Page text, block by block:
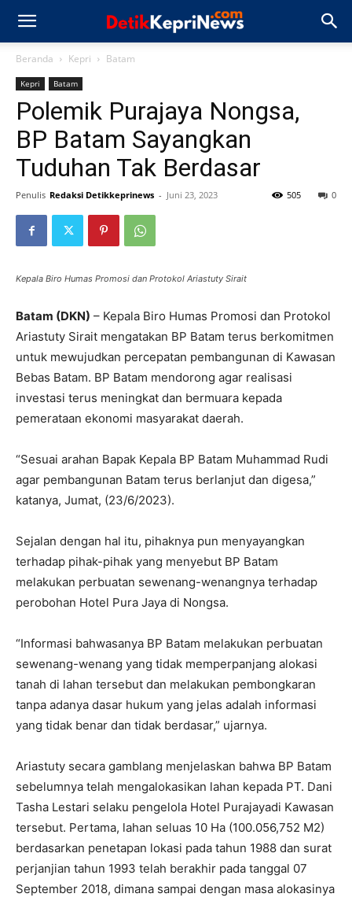
Beranda Kepri Batam
Kepri Batam
Polemik Purajaya Nongsa,
BP Batam Sayangkan
Tuduhan Tak Berdasar
Penulis Redaksi Detikkeprinews - Juni 23, 2023 0
505
Kepala Biro Humas Promosi dan Protokol Ariastuty Sirait
Batam (DKN) – Kepala Biro Humas Promosi dan Protokol
Ariastuty Sirait mengatakan BP Batam terus berkomitmen
untuk mewujudkan percepatan pembangunan di Kawasan
Bebas Batam. BP Batam mendorong agar realisasi
investasi terus meningkat dan bermuara kepada
pemerataan ekonomi masyarakat daerah.
“Sesuai arahan Bapak Kepala BP Batam Muhammad Rudi
agar pembangunan Batam terus berlanjut dan digesa,”
katanya, Jumat, (23/6/2023).
Sejalan dengan hal itu, pihaknya pun menyayangkan
terhadap pihak-pihak yang menyebut BP Batam
melakukan perbuatan sewenang-wenangnya terhadap
perobohan Hotel Pura Jaya di Nongsa.
“Informasi bahwasanya BP Batam melakukan perbuatan
sewenang-wenang yang tidak memperpanjang alokasi
tanah di lahan tersebut dan melakukan pembongkaran
tanpa adanya dasar hukum yang jelas adalah informasi
yang tidak benar dan tidak berdasar,” ujarnya.
Ariastuty secara gamblang menjelaskan bahwa BP Batam
sebelumnya telah mengalokasikan lahan kepada PT. Dani
Tasha Lestari selaku pengelola Hotel Purajayadi Kawasan
tersebut. Pertama, lahan seluas 10 Ha (100.056,752 M2)
berdasarkan penetapan lokasi pada tahun 1988 dan surat
perjanjian tahun 1993 telah berakhir pada tanggal 07
September 2018, dimana sampai dengan masa alokasinya